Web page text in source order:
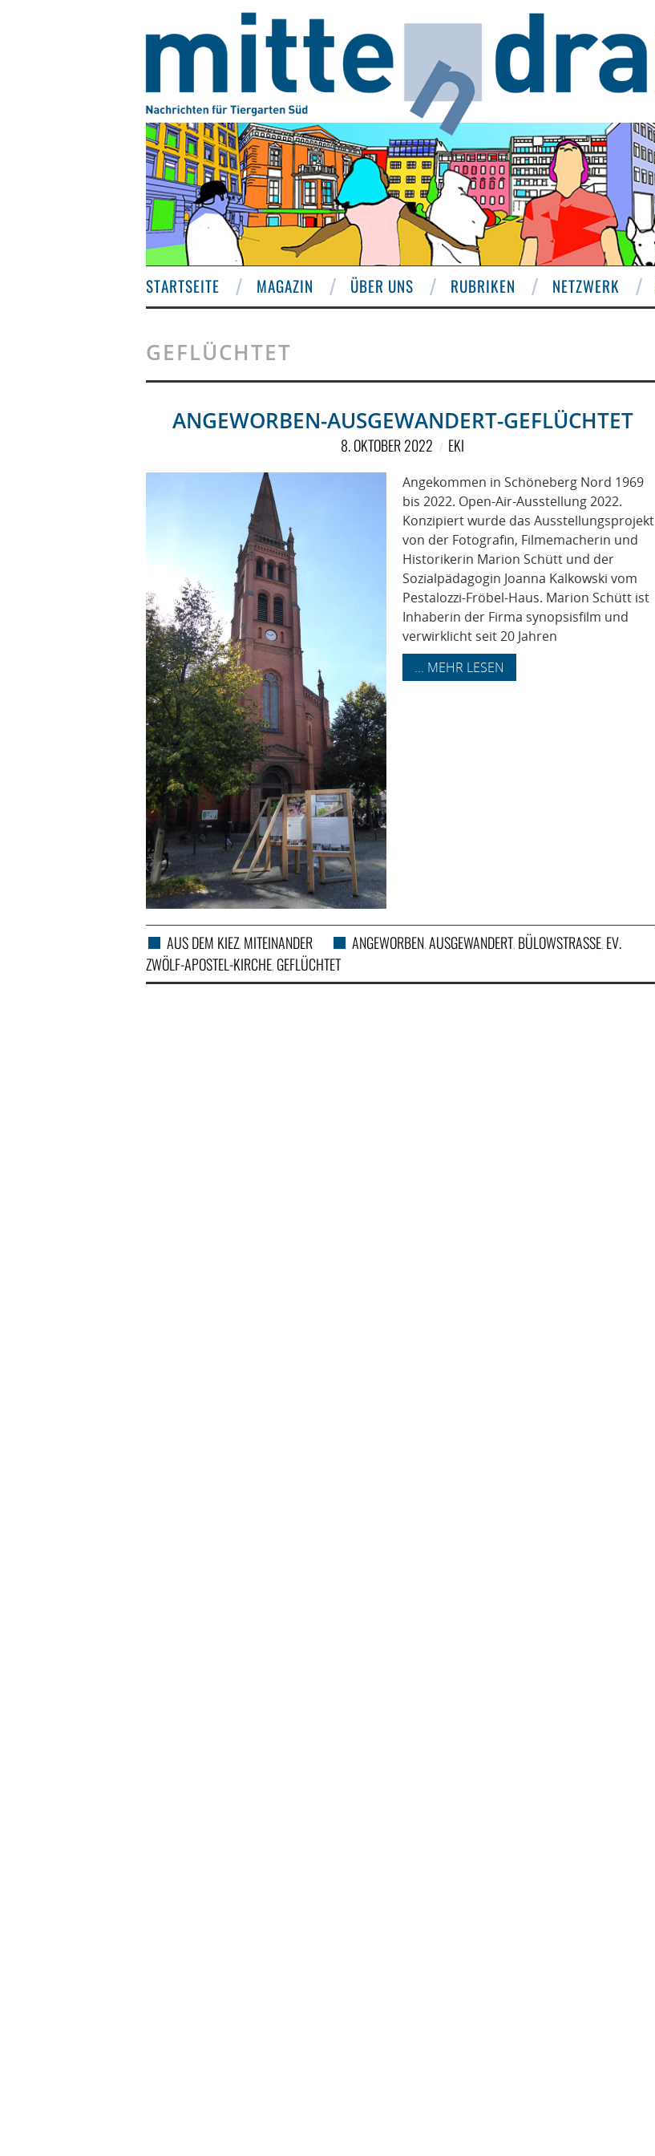
STARTSEITE MAGAZIN ÜBER UNS RUBRIKEN NETZWERK
GEFLÜCHTET
ANGEWORBEN-AUSGEWANDERT-GEFLÜCHTET
8. OKTOBER 2022 EKI
Angekommen in Schöneberg Nord 1969
bis 2022. Open-Air-Ausstellung 2022.
Konzipiert wurde das Ausstellungsprojekt
von der Fotografin, Filmemacherin und
Historikerin Marion Schütt und der
Sozialpädagogin Joanna Kalkowski vom
Pestalozzi-Fröbel-Haus. Marion Schütt ist
Inhaberin der Firma synopsisfilm und
verwirklicht seit 20 Jahren
... MEHR LESEN
AUS DEM KIEZ, MITEINANDER ANGEWORBEN,AUSGEWANDERT, BÜLOWSTRASSE , EV.
ZWÖLF-APOSTEL-KIRCHE, GEFLÜCHTET